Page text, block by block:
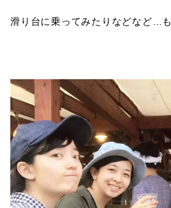
滑り台に乗ってみたりなどなど…も